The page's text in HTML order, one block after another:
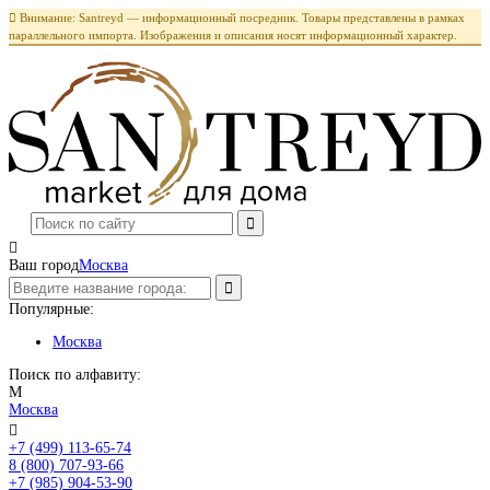
 Внимание: Santreyd — информационный посредник. Товары представлены в рамках
параллельного импорта. Изображения и описания носят информационный характер.

Ваш городМосква
Популярные:
Москва
Поиск по алфавиту:
М
Москва

+7 (499) 113-65-74
8 (800) 707-93-66
+7 (985) 904-53-90